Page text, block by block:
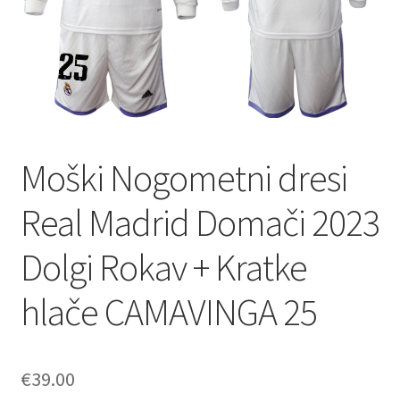
Moški Nogometni dresi
Real Madrid Domači 2023
Dolgi Rokav + Kratke
hlače CAMAVINGA 25
€39.00